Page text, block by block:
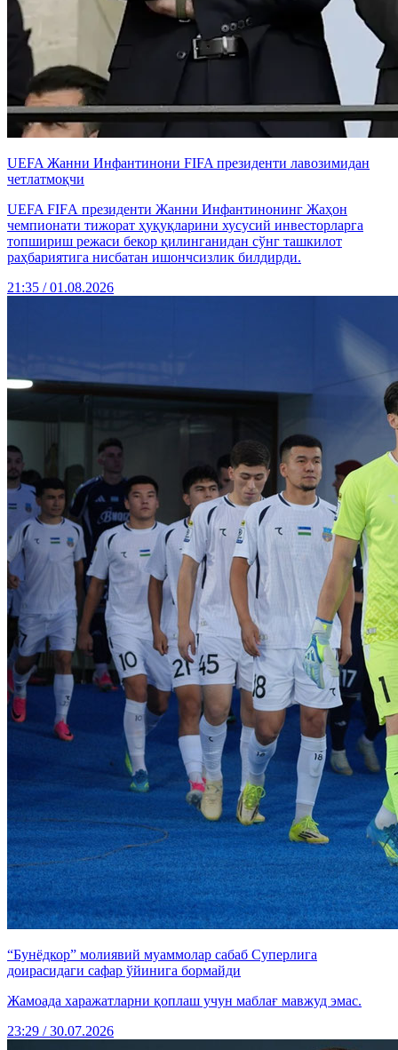
UEFA Жанни Инфантинони FIFA президенти лавозимидан
четлатмоқчи
UEFA FIFА президенти Жанни Инфантинонинг Жаҳон
чемпионати тижорат ҳуқуқларини хусусий инвесторларга
топшириш режаси бекор қилинганидан сўнг ташкилот
раҳбариятига нисбатан ишончсизлик билдирди.
21:35 / 01.08.2026
“Бунёдкор” молиявий муаммолар сабаб Суперлига
доирасидаги сафар ўйинига бормайди
Жамоада харажатларни қоплаш учун маблағ мавжуд эмас.
23:29 / 30.07.2026